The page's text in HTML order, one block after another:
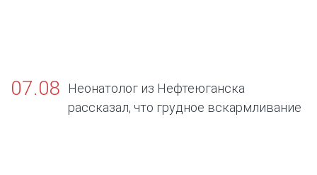
07.08
Неонатолог из Нефтеюганска
рассказал, что грудное вскармливание